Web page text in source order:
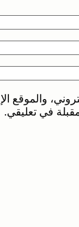
والموقع
في تعليقي.